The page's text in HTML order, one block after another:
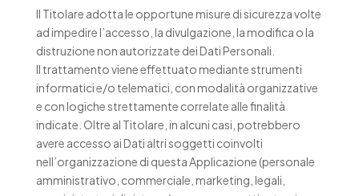
Il Titolare adotta le opportune misure di sicurezza volte
ad impedire l’accesso, la divulgazione, la modifica o la
distruzione non autorizzate dei Dati Personali.
Il trattamento viene effettuato mediante strumenti
informatici e/o telematici, con modalità organizzative
e con logiche strettamente correlate alle finalità
indicate. Oltre al Titolare, in alcuni casi, potrebbero
avere accesso ai Dati altri soggetti coinvolti
nell’organizzazione di questa Applicazione (personale
amministrativo, commerciale, marketing, legali,